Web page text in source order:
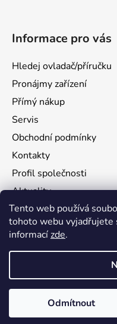
Tento web používá
tohoto webu vyjadřujete
informacízde.
Odmítnout
Informace pro vás
Hledej ovladač/příručku
Pronájmy zařízení
Přímý nákup
Servis
Obchodní podmínky
Kontakty
Profil společnosti
Aktuality
Ochrana osobních údajů
Ke stažení
Copyright 2026
Upravit